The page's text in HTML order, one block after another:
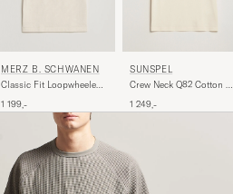
MERZ B. SCHWANEN
Classic Fit Loopwheeled
1 199,-
SUNSPEL
Crew Neck Q82 Cotton T-
1 249,-